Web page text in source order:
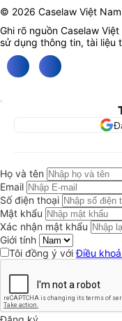
© 2026 Caselaw Việt
Ghi rõ nguồn Caselaw
sử dụng thông tin, tài liệu
Họ và tên
Email
Số điện thoại
Mật khẩu
Xác nhận mật khẩu
Giới tính
Tôi đồng ý vớiĐiều